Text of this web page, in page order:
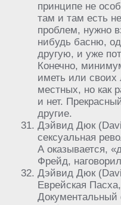
принципе не
там и там есть
проблем, нужно
нибудь басню,
другую, и уже
Конечно,
иметь или
местных, но как
и нет.
другие.
Дэйвид Дюк
сексуальная
А оказывается,
Фрейд,
Дэйвид Дюк
Еврейская Пасха,